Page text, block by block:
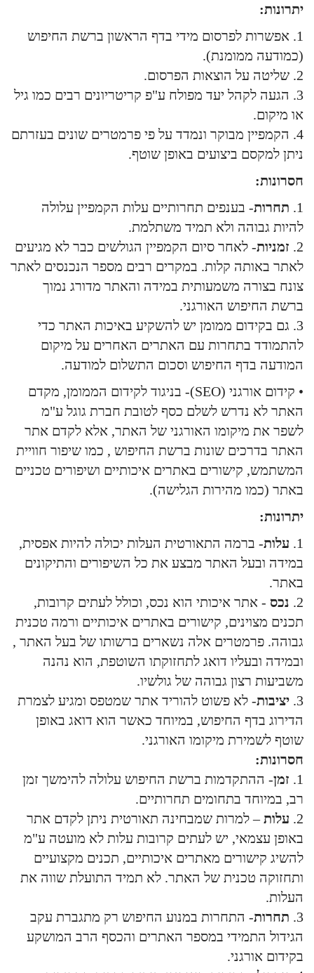
יתרונות:
1. אפשרות לפרסום מידי בדף הראשון ברשת החיפוש
(כמודעה ממומנת).
2. שליטה על הוצאות הפרסום.
3. הגעה לקהל יעד מפולח ע"פ קריטריונים רבים כמו גיל
או מיקום.
4. הקמפיין מבוקר ונמדד על פי פרמטרים שונים בעזרתם
ניתן למקסם ביצועים באופן שוטף.
חסרונות:
1. תחרות- בענפים תחרותיים עלות הקמפיין עלולה
להיות גבוהה ולא תמיד משתלמת.
2. זמניות- לאחר סיום הקמפיין הגולשים כבר לא מגיעים
לאתר באותה קלות. במקרים רבים מספר הנכנסים לאתר
צונח בצורה משמעותית במידה והאתר מדורג נמוך
ברשת החיפוש האורגני.
3. גם בקידום ממומן יש להשקיע באיכות האתר כדי
להתמודד בתחרות עם האתרים האחרים על מיקום
המודעה בדף החיפוש וסכום התשלום למודעה.
• קידום אורגני (SEO)- בניגוד לקידום הממומן, מקדם
האתר לא נדרש לשלם כסף לטובת חברת גוגל ע"מ
לשפר את מיקומו האורגני של האתר, אלא לקדם אתר
האתר בדרכים שונות ברשת החיפוש , כמו שיפור חוויית
המשתמש, קישורים באתרים איכותיים ושיפורים טכניים
באתר (כמו מהירות הגלישה).
יתרונות:
1. עלות- ברמה התאורטית העלות יכולה להיות אפסית,
במידה ובעל האתר מבצע את כל השיפורים והתיקונים
באתר.
2. נכס - אתר איכותי הוא נכס, וכולל לעתים קרובות,
תכנים מצוינים, קישורים באתרים איכותיים ורמה טכנית
גבוהה. פרמטרים אלה נשארים ברשותו של בעל האתר ,
ובמידה ובעליו דואג לתחזוקתו השוטפת, הוא נהנה
משביעות רצון גבוהה של גולשיו.
3. יציבות- לא פשוט להוריד אתר שמטפס ומגיע לצמרת
הדירוג בדף החיפוש, במיוחד כאשר הוא דואג באופן
שוטף לשמירת מיקומו האורגני.
חסרונות:
1. זמן- ההתקדמות ברשת החיפוש עלולה להימשך זמן
רב, במיוחד בתחומים תחרותיים.
2. עלות– למרות שמבחינה תאורטית ניתן לקדם אתר
באופן עצמאי, יש לעתים קרובות עלות לא מועטה ע"מ
להשיג קישורים מאתרים איכותיים, תכנים מקצועיים
ותחזוקה טכנית של האתר. לא תמיד התועלת שווה את
העלות.
3. תחרות- התחרות במנוע החיפוש רק מתגברת עקב
הגידול התמידי במספר האתרים והכסף הרב המושקע
בקידום אורגני.